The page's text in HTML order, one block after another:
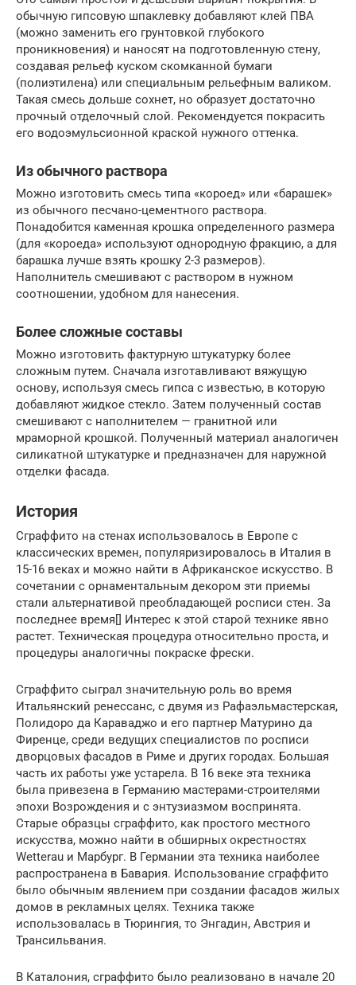
обычную гипсовую шпаклевку добавляют клей ПВА
(можно заменить его грунтовкой глубокого
проникновения) и наносят на подготовленную стену,
создавая рельеф куском скомканной бумаги
(полиэтилена) или специальным рельефным валиком.
Такая смесь дольше сохнет, но образует достаточно
прочный отделочный слой. Рекомендуется покрасить
его водоэмульсионной краской нужного оттенка.
Из обычного раствора
Можно изготовить смесь типа «короед» или «барашек»
из обычного песчано-цементного раствора.
Понадобится каменная крошка определенного размера
(для «короеда» используют однородную фракцию, а для
барашка лучше взять крошку 2-3 размеров).
Наполнитель смешивают с раствором в нужном
соотношении, удобном для нанесения.
Более сложные составы
Можно изготовить фактурную штукатурку более
сложным путем. Сначала изготавливают вяжущую
основу, используя смесь гипса с известью, в которую
добавляют жидкое стекло. Затем полученный состав
смешивают с наполнителем — гранитной или
мраморной крошкой. Полученный материал аналогичен
силикатной штукатурке и предназначен для наружной
отделки фасада.
История
Сграффито на стенах использовалось в Европе с
классических времен, популяризировалось в Италия в
15-16 веках и можно найти в Африканское искусство. В
сочетании с орнаментальным декором эти приемы
стали альтернативой преобладающей росписи стен. За
последнее время[] Интерес к этой старой технике явно
растет. Техническая процедура относительно проста, и
процедуры аналогичны покраске фрески.
Сграффито сыграл значительную роль во время
Итальянский ренессанс, с двумя из Рафаэльмастерская,
Полидоро да Караваджо и его партнер Матурино да
Фиренце, среди ведущих специалистов по росписи
дворцовых фасадов в Риме и других городах. Большая
часть их работы уже устарела. В 16 веке эта техника
была привезена в Германию мастерами-строителями
эпохи Возрождения и с энтузиазмом воспринята.
Старые образцы сграффито, как простого местного
искусства, можно найти в обширных окрестностях
Wetterau и Марбург. В Германии эта техника наиболее
распространена в Бавария. Использование сграффито
было обычным явлением при создании фасадов жилых
домов в рекламных целях. Техника также
использовалась в Тюрингия, то Энгадин, Австрия и
Трансильвания.
В Каталония, сграффито было реализовано в начале 20